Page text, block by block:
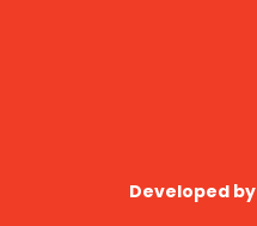
Developed by